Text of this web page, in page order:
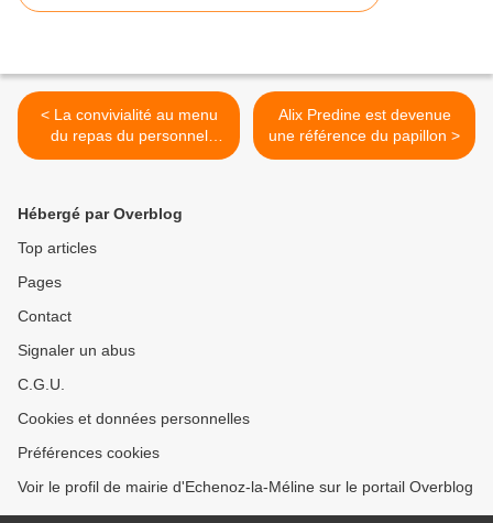
< La convivialité au menu
du repas du personnel
communal
Alix Predine est devenue
une référence du papillon >
Hébergé par Overblog
Top articles
Pages
Contact
Signaler un abus
C.G.U.
Cookies et données personnelles
Préférences cookies
Voir le profil de mairie d'Echenoz-la-Méline sur le portail Overblog